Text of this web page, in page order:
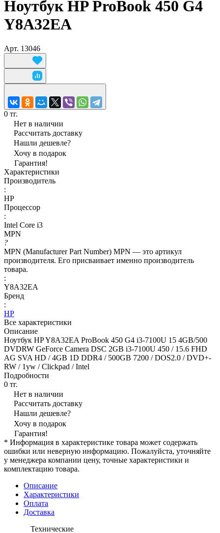
Ноутбук HP ProBook 450 G4
Y8A32EA
Арт. 13046
0 тг.
Нет в наличии
Рассчитать доставку
Нашли дешевле?
Хочу в подарок
Гарантия!
Характеристики
Производитель
:
HP
Процессор
:
Intel Core i3
MPN
?
MPN (Manufacturer Part Number) MPN — это артикул
производителя. Его присваивает именно производитель
товара.
:
Y8A32EA
Бренд
:
HP
Все характеристики
Описание
Ноутбук HP Y8A32EA ProBook 450 G4 i3-7100U 15 4GB/500
DVDRW GeForce Camera DSC 2GB i3-7100U 450 / 15.6 FHD
AG SVA HD / 4GB 1D DDR4 / 500GB 7200 / DOS2.0 / DVD+-
RW / 1yw / Clickpad / Intel
Подробности
0 тг.
Нет в наличии
Рассчитать доставку
Нашли дешевле?
Хочу в подарок
Гарантия!
* Информация в характеристике товара может содержать
ошибки или неверную информацию. Пожалуйста, уточняйте
у менеджера компании цену, точные характеристики и
комплектацию товара.
Описание
Характеристики
Оплата
Доставка
Технические